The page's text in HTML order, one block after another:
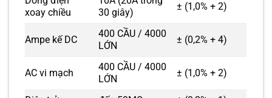
xoay chiều
30 giây)
± (1,0% + 2)
Ampe kế DC
400 CẦU / 4000
LỚN
± (0,2% + 4)
AC vi mạch
400 CẦU / 4000
LỚN
± (1,0% + 2)